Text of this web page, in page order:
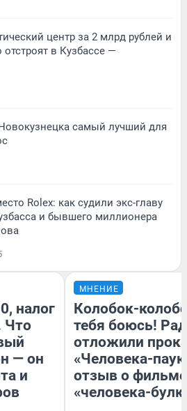
центр за 2 млрд рублей и
отстроят в Кузбассе —
самый лучший для
Rolex: как судили экс-главу
и бывшего миллионера
налог
Что
— он
и
МНЕНИЕ
Колобок-
тебя боюсь!
отложили
«Человека-
отзыв о
«человека-